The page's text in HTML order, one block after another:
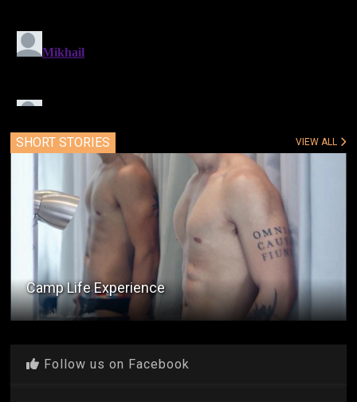
SHORT STORIES VIEW ALL
Camp Life Experience
Follow us on Facebook